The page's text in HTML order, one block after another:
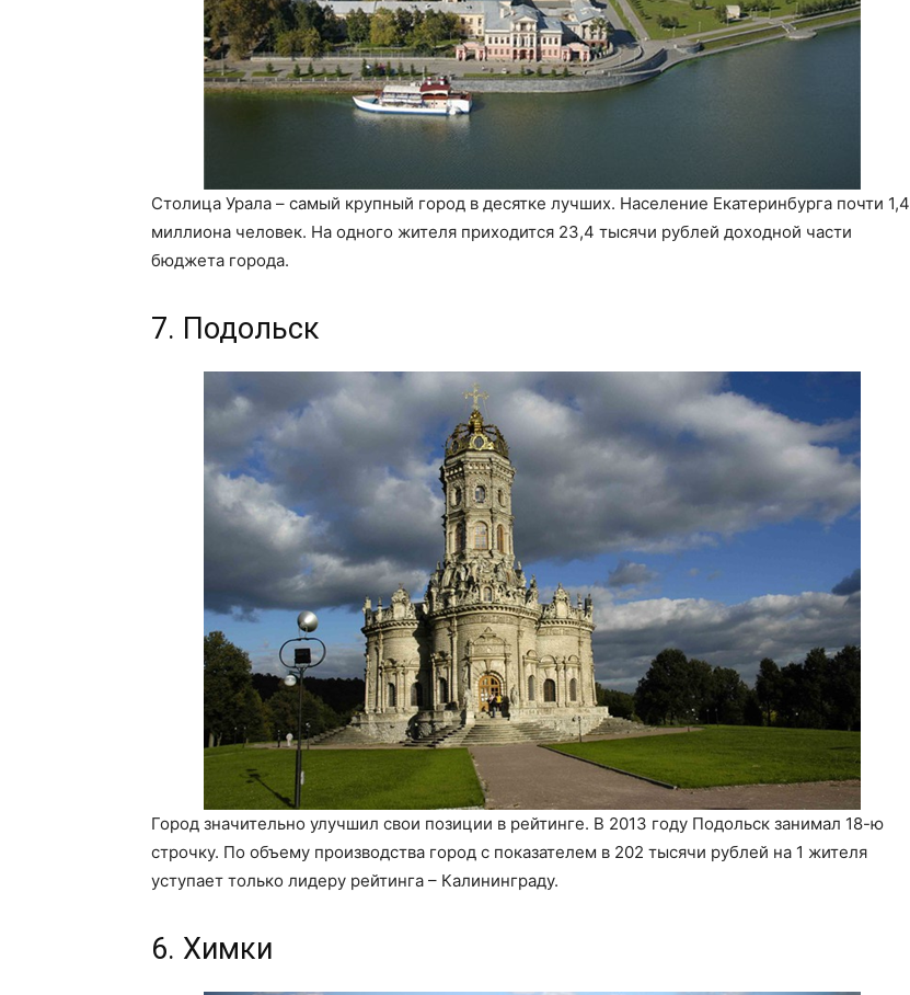
Столица Урала – самый крупный город в десятке лучших. Население Екатеринбурга почти 1,4
миллиона человек. На одного жителя приходится 23,4 тысячи рублей доходной части
бюджета города.
7. Подольск
Город значительно улучшил свои позиции в рейтинге. В 2013 году Подольск занимал 18-ю
строчку. По объему производства город с показателем в 202 тысячи рублей на 1 жителя
уступает только лидеру рейтинга – Калининграду.
6. Химки